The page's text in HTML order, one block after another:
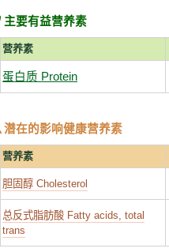
主要有益营养素
营养素
蛋白质 Protein
潜在的影响健康营养素
营养素
胆固醇 Cholesterol
总反式脂肪酸 Fatty acids, total
trans